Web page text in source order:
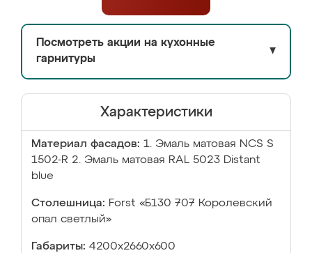
Посмотреть акции на кухонные
гарнитуры
▼
Характеристики
Материал фасадов: 1. Эмаль матовая NCS S
1502-R 2. Эмаль матовая RAL 5023 Distant
blue
Столешница: Forst «Б130 707 Королевский
опал светлый»
Габариты: 4200х2660х600